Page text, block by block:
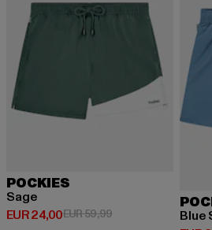
POCKIES
Sage
EUR 24,00
Huidige prijs: EUR 24,00
EUR 59,99Actieprijs: EUR 59,99
Blue